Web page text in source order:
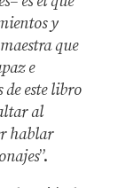
y
que
e
este libro
al
hablar
”.